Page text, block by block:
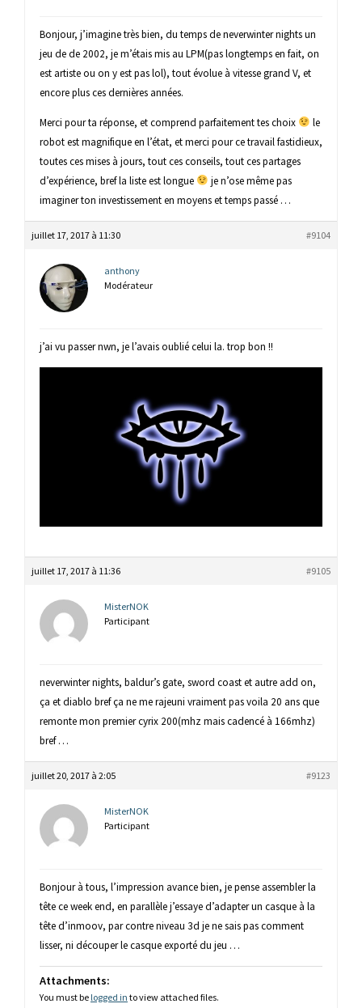
Bonjour, j’imagine très bien, du temps de neverwinter nights un
jeu de de 2002, je m’étais mis au LPM(pas longtemps en fait, on
est artiste ou on y est pas lol), tout évolue à vitesse grand V, et
encore plus ces dernières années.
Merci pour ta réponse, et comprend parfaitement tes choix
le
robot est magnifique en l’état, et merci pour ce travail fastidieux,
toutes ces mises à jours, tout ces conseils, tout ces partages
d’expérience, bref la liste est longue
je n’ose même pas
imaginer ton investissement en moyens et temps passé …
juillet 17, 2017 à 11:30 #9104
anthony
Modérateur
j’ai vu passer nwn, je l’avais oublié celui la. trop bon !!
juillet 17, 2017 à 11:36 #9105
MisterNOK
Participant
neverwinter nights, baldur’s gate, sword coast et autre add on,
ça et diablo bref ça ne me rajeuni vraiment pas voila 20 ans que
remonte mon premier cyrix 200(mhz mais cadencé à 166mhz)
bref …
juillet 20, 2017 à 2:05 #9123
MisterNOK
Participant
Bonjour à tous, l’impression avance bien, je pense assembler la
tête ce week end, en parallèle j’essaye d’adapter un casque à la
tête d’inmoov, par contre niveau 3d je ne sais pas comment
lisser, ni découper le casque exporté du jeu …
Attachments:
You must be logged in to view attached files.